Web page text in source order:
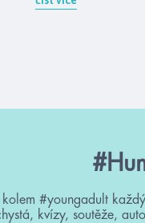
kolem #youngadult
kvízy, soutěže,